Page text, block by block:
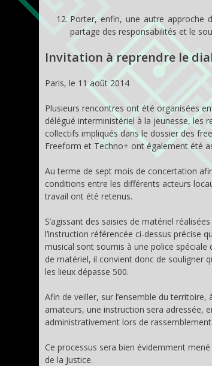
Porter, enfin, une autre approche
partage des responsabilités et le
Invitation à reprendre le
Paris, le 11 août 2014
Plusieurs rencontres ont été organisées
délégué interministériel à la jeunesse, les
collectifs impliqués dans le dossier des
Freeform et Techno+ ont également été
Au terme de sept mois de concertation
conditions entre les différents acteurs
travail ont été retenus.
S’agissant des saisies de matériel
l’instruction référencée ci-dessus précise
musical sont soumis à une police spéciale
de matériel, il convient donc de souligner
les lieux dépasse 500.
Afin de veiller, sur l’ensemble du
amateurs, une instruction sera adressée,
administrativement lors de
Ce processus sera bien évidemment
de la Justice.